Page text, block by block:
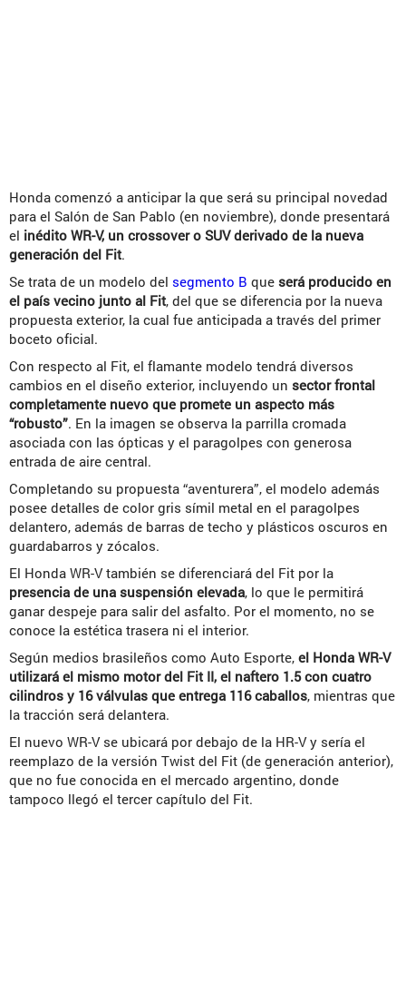
Honda comenzó a anticipar la que será su principal novedad
para el Salón de San Pablo (en noviembre), donde presentará
el inédito WR-V, un crossover o SUV derivado de la nueva
generación del Fit.
Se trata de un modelo del segmento B que será producido en
el país vecino junto al Fit, del que se diferencia por la nueva
propuesta exterior, la cual fue anticipada a través del primer
boceto oficial.
Con respecto al Fit, el flamante modelo tendrá diversos
cambios en el diseño exterior, incluyendo un sector frontal
completamente nuevo que promete un aspecto más
“robusto”. En la imagen se observa la parrilla cromada
asociada con las ópticas y el paragolpes con generosa
entrada de aire central.
Completando su propuesta “aventurera”, el modelo además
posee detalles de color gris símil metal en el paragolpes
delantero, además de barras de techo y plásticos oscuros en
guardabarros y zócalos.
El Honda WR-V también se diferenciará del Fit por la
presencia de una suspensión elevada, lo que le permitirá
ganar despeje para salir del asfalto. Por el momento, no se
conoce la estética trasera ni el interior.
Según medios brasileños como Auto Esporte, el Honda WR-V
utilizará el mismo motor del Fit II, el naftero 1.5 con cuatro
cilindros y 16 válvulas que entrega 116 caballos, mientras que
la tracción será delantera.
El nuevo WR-V se ubicará por debajo de la HR-V y sería el
reemplazo de la versión Twist del Fit (de generación anterior),
que no fue conocida en el mercado argentino, donde
tampoco llegó el tercer capítulo del Fit.